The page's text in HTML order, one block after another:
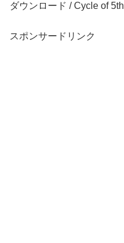
ダウンロード / Cycle of 5th
スポンサードリンク